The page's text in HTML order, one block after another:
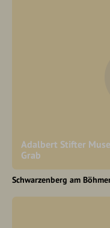
Adalbert Stifter
Grab
Schwarzenberg am